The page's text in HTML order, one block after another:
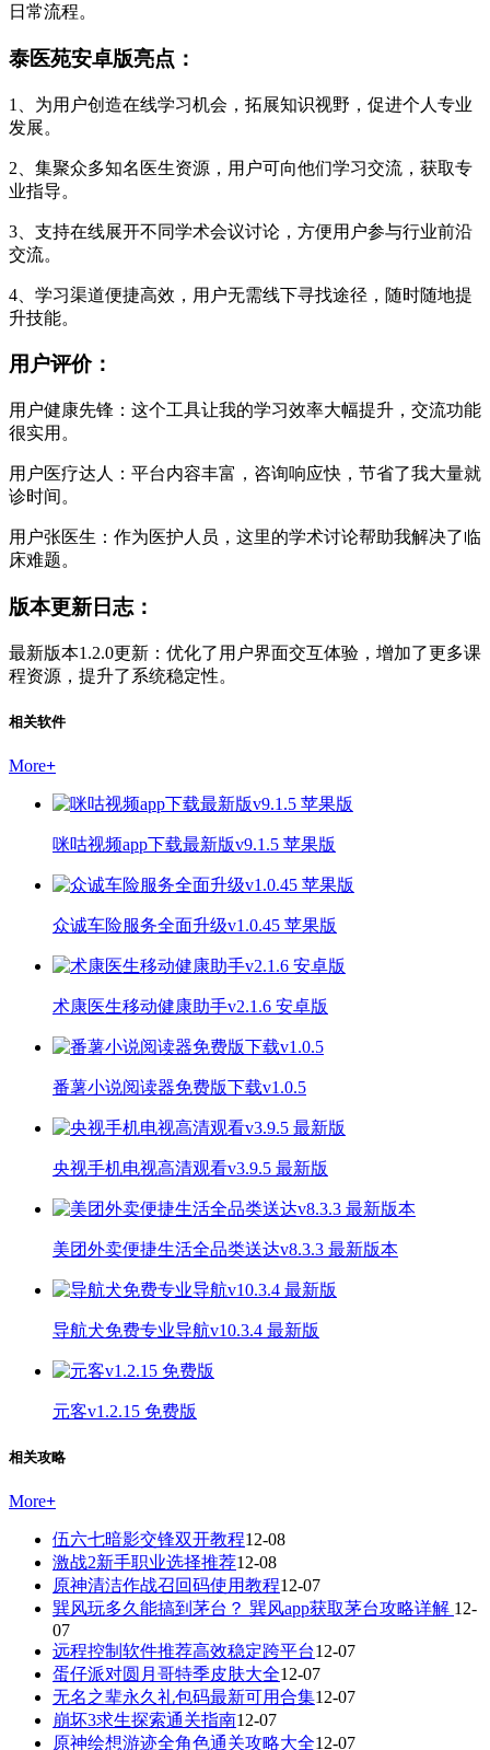
日常流程。
泰医苑安卓版亮点：
1、为用户创造在线学习机会，拓展知识视野，促进个人专业
发展。
2、集聚众多知名医生资源，用户可向他们学习交流，获取专
业指导。
3、支持在线展开不同学术会议讨论，方便用户参与行业前沿
交流。
4、学习渠道便捷高效，用户无需线下寻找途径，随时随地提
升技能。
用户评价：
用户健康先锋：这个工具让我的学习效率大幅提升，交流功能
很实用。
用户医疗达人：平台内容丰富，咨询响应快，节省了我大量就
诊时间。
用户张医生：作为医护人员，这里的学术讨论帮助我解决了临
床难题。
版本更新日志：
最新版本1.2.0更新：优化了用户界面交互体验，增加了更多课
程资源，提升了系统稳定性。
相关软件
More+
咪咕视频app下载最新版v9.1.5 苹果版
众诚车险服务全面升级v1.0.45 苹果版
术康医生移动健康助手v2.1.6 安卓版
番薯小说阅读器免费版下载v1.0.5
央视手机电视高清观看v3.9.5 最新版
美团外卖便捷生活全品类送达v8.3.3 最新版本
导航犬免费专业导航v10.3.4 最新版
元客v1.2.15 免费版
相关攻略
More+
伍六七暗影交锋双开教程12-08
激战2新手职业选择推荐12-08
原神清洁作战召回码使用教程12-07
巽风玩多久能搞到茅台？ 巽风app获取茅台攻略详解 12-
07
远程控制软件推荐高效稳定跨平台12-07
蛋仔派对圆月哥特季皮肤大全12-07
无名之辈永久礼包码最新可用合集12-07
崩坏3求生探索通关指南12-07
原神绘想游迹全角色通关攻略大全12-07